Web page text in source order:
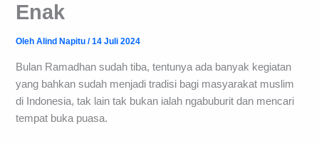
Enak
OlehAlind Napitu/14 Juli 2024
Bulan Ramadhan sudah tiba, tentunya ada banyak kegiatan
yang bahkan sudah menjadi tradisi bagi masyarakat muslim
di Indonesia, tak lain tak bukan ialah ngabuburit dan mencari
tempat buka puasa.